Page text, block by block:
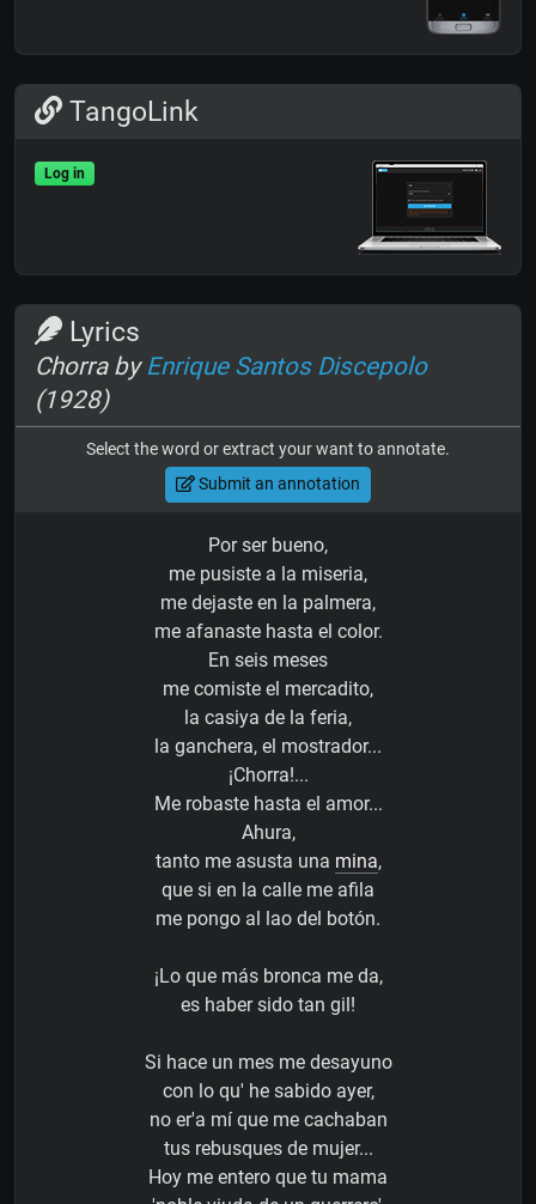
TangoLink
Log in
Lyrics
Chorra by Enrique Santos Discepolo
(1928)
Select the word or extract your want to annotate.
Submit an annotation
Por ser bueno,
me pusiste a la miseria,
me dejaste en la palmera,
me afanaste hasta el color.
En seis meses
me comiste el mercadito,
la casiya de la feria,
la ganchera, el mostrador...
¡Chorra!...
Me robaste hasta el amor...
Ahura,
tanto me asusta una mina,
que si en la calle me afila
me pongo al lao del botón.
¡Lo que más bronca me da,
es haber sido tan gil!
Si hace un mes me desayuno
con lo qu' he sabido ayer,
no er'a mí que me cachaban
tus rebusques de mujer...
Hoy me entero que tu mama